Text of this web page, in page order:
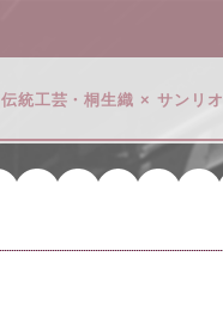
伝統工芸・桐生織 × サンリ